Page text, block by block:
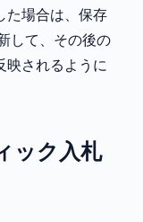
た場合は、保存
して、その後の
映されるように
ック入札